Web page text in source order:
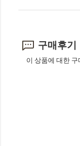
구매후기
이 상품에 대한